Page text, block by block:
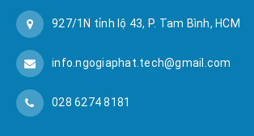
927/1N tỉnh lộ 43, P. Tam Bình, HCM
info.ngogiaphat.tech@gmail.com
028 6274 8181